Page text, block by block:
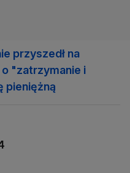
przyszedł na
"zatrzymanie i
pieniężną